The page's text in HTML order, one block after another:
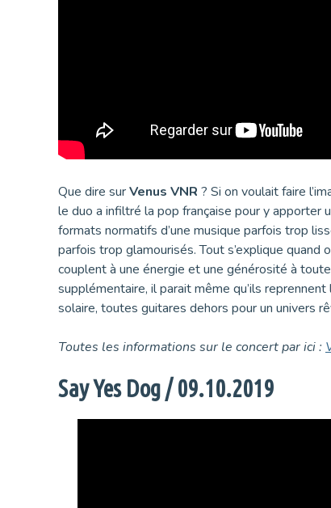
Que dire surVenus VNR ? Si on voulait faire
le duo a infiltré la pop française pour y apporter
formats normatifs d’une musique parfois trop
parfois trop glamourisés. Tout s’explique quand
couplent à une énergie et une générosité à
supplémentaire, il parait même qu’ils reprennent
solaire, toutes guitares dehors pour un univers
Toutes les informations sur le concert par ici :
Say Yes Dog / 09.10.2019